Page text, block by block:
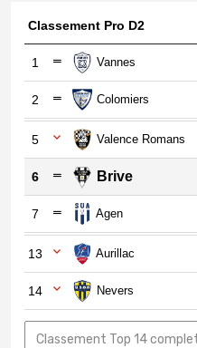
Classement Pro D2
1 Vannes
2 Colomiers
5 Valence Romans
6 Brive
7 Agen
13 Aurillac
14 Nevers
Classement Top 14